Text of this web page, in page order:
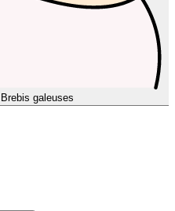
Brebis galeuses